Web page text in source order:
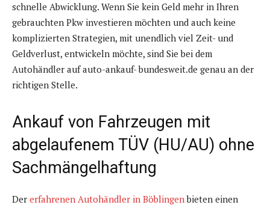
schnelle Abwicklung. Wenn Sie kein Geld mehr in Ihren
gebrauchten Pkw investieren möchten und auch keine
komplizierten Strategien, mit unendlich viel Zeit- und
Geldverlust, entwickeln möchte, sind Sie bei dem
Autohändler auf auto-ankauf- bundesweit.de genau an der
richtigen Stelle.
Ankauf von Fahrzeugen mit
abgelaufenem TÜV (HU/AU) ohne
Sachmängelhaftung
Der erfahrenen Autohändler in Böblingenbieten einen